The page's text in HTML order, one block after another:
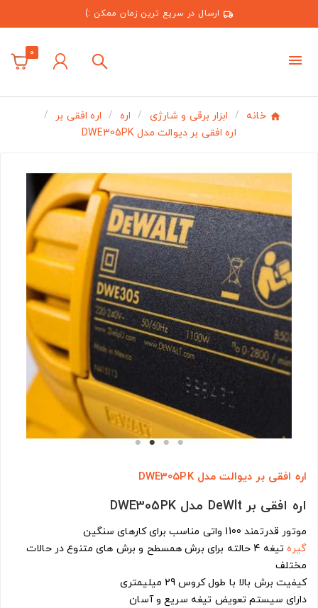
ارسال در سریع ترین زمان ممکن :)
0
خانه ابزار برقی و شارژی اره
اره افقی بر
اره افقی بر دیوالت مدل DWE305PK
اره افقی بر دیوالت مدل DWE305PK
اره افقی بر DeWlt مدل DWE305PK
موتور قدرتمند 1100 واتی مناسب برای کارهای سنگین
گیره
تیغه 4 حالته برای برش همسطح و برش های متنوع در حالات
مختلف
کیفیت برش بالا با طول کروس 29 میلیمتری
دارای سیستم تعویض تیغه سریع و آسان